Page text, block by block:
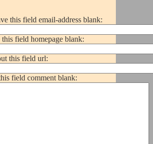
this field email-address blank:
this field homepage blank:
this field url:
field comment blank: